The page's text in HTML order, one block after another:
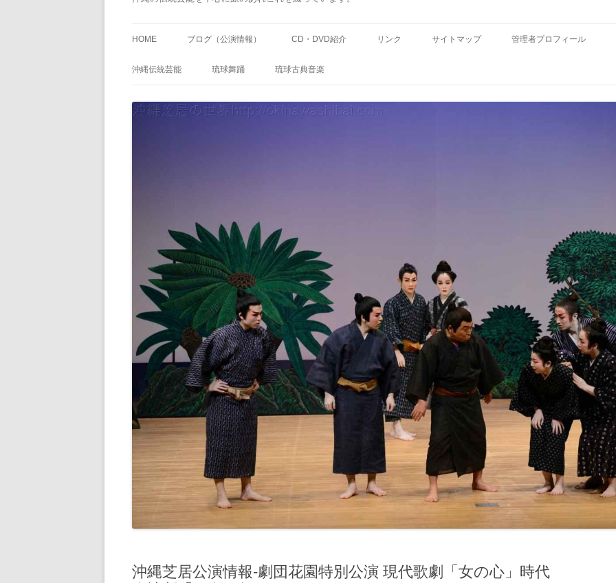
ン
ッ
HOME ブログ（公演情報） CD・DVD紹介 リンク サイトマップ 管理者プロフィール
沖縄伝統芸能 琉球舞踊 琉球古典音楽
沖縄芝居公演情報‐劇団花園特別公演 現代歌劇「女の心」時代